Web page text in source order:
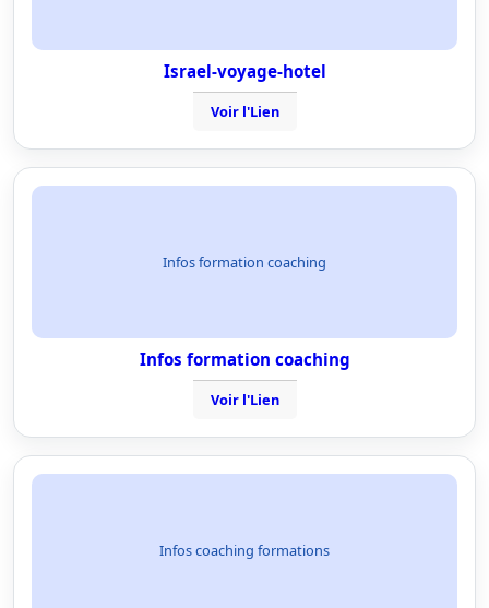
Israel-voyage-hotel
Voir l'Lien
Infos formation coaching
Infos formation coaching
Voir l'Lien
Infos coaching formations